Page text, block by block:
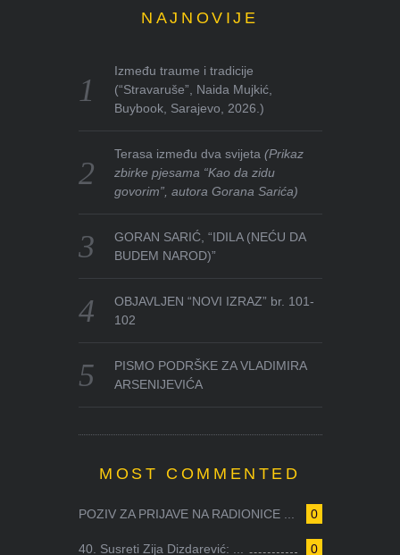
NAJNOVIJE
Između traume i tradicije
(“Stravaruše”, Naida Mujkić,
Buybook, Sarajevo, 2026.)
Terasa između dva svijeta(Prikaz
zbirke pjesama “Kao da zidu
govorim”, autora Gorana Sarića)
GORAN SARIĆ, “IDILA (NEĆU DA
BUDEM NAROD)”
OBJAVLJEN “NOVI IZRAZ” br. 101-
102
PISMO PODRŠKE ZA VLADIMIRA
ARSENIJEVIĆA
MOST COMMENTED
0
POZIV ZA PRIJAVE NA RADIONICE ...
0
40. Susreti Zija Dizdarević: ...